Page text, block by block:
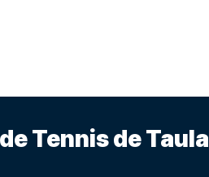
Tennis de Taula